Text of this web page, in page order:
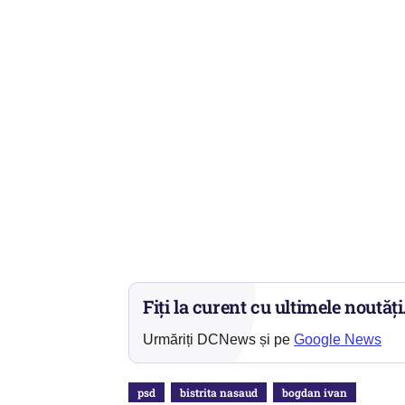
Fiți la curent cu ultimele
Urmăriți DCNews și pe Google News
psd bistrita nasaud bogdan ivan